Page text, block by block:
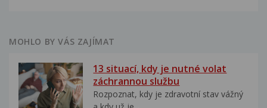
MOHLO BY VÁS ZAJÍMAT
13 situací, kdy je nutné volat
záchrannou službu
Rozpoznat, kdy je zdravotní stav vážný